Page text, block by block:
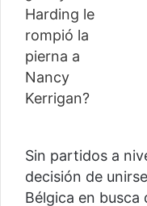
Sin partidos a
decisión de
Bélgica en